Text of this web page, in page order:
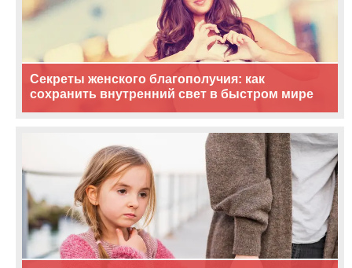
Секреты женского благополучия: как
сохранить внутренний свет в быстром мире